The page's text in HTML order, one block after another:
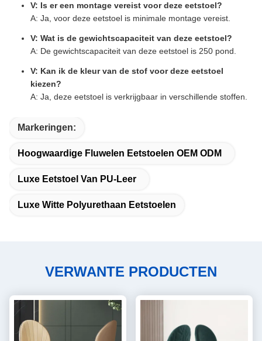
V: Is er een montage vereist voor deze eetstoel?
A: Ja, voor deze eetstoel is minimale montage vereist.
V: Wat is de gewichtscapaciteit van deze eetstoel?
A: De gewichtscapaciteit van deze eetstoel is 250 pond.
V: Kan ik de kleur van de stof voor deze eetstoel
kiezen?
A: Ja, deze eetstoel is verkrijgbaar in verschillende stoffen.
Markeringen:
Hoogwaardige Fluwelen Eetstoelen OEM ODM
Luxe Eetstoel Van PU-Leer
Luxe Witte Polyurethaan Eetstoelen
VERWANTE PRODUCTEN